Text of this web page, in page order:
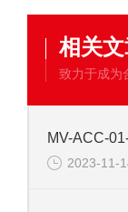
相关
致力于成为
2023-11-